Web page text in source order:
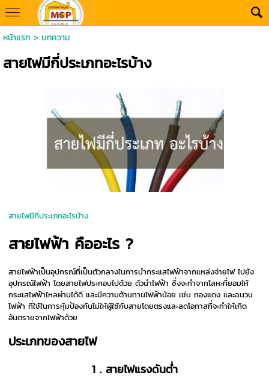
หน้าแรก > บทความ
สายไฟมีกี่ประเภทอะไรบ้าง
สายไฟมีกี่ประเภทอะไรบ้าง
สายไฟฟ้า คืออะไร ?
สายไฟฟ้าเป็นอุปกรณ์ที่เป็นตัวกลางในการนำกระแสไฟฟ้าจากแหล่งจ่ายไฟ ไปยัง
อุปกรณ์ไฟฟ้า โดยสายไฟประกอบไปด้วย ตัวนำไฟฟ้า ซึ่งจะทำจากโลหะที่ยอมให้
กระแสไฟฟ้าไหลผ่านได้ดี และมีความต้านทานไฟฟ้าน้อย เช่น ทองแดง และฉนวน
ไฟฟ้า ที่ใช้ในการหุ้มป้องกันไม่ให้ผู้ใช้กับสายโดยตรงและลดโอกาสที่จะทำให้เกิด
อันตรายจากไฟฟ้าด้วย
ประเภทของสายไฟ
1 . สายไฟแรงดันต่ำ